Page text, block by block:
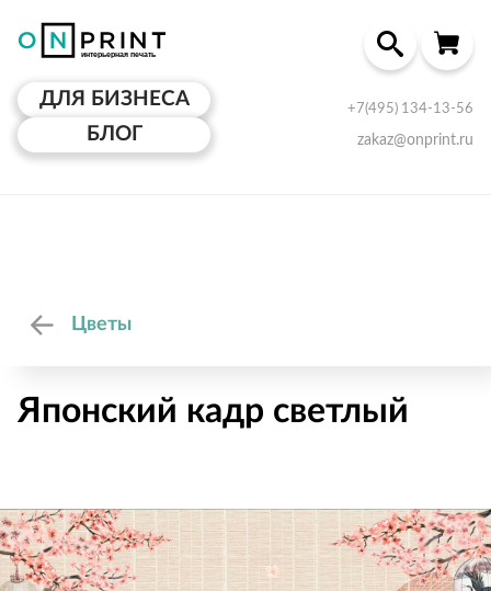
ДЛЯ БИЗНЕСА
БЛОГ
+7(495) 134-13-56
zakaz@onprint.ru
Цветы
Японский кадр светлый